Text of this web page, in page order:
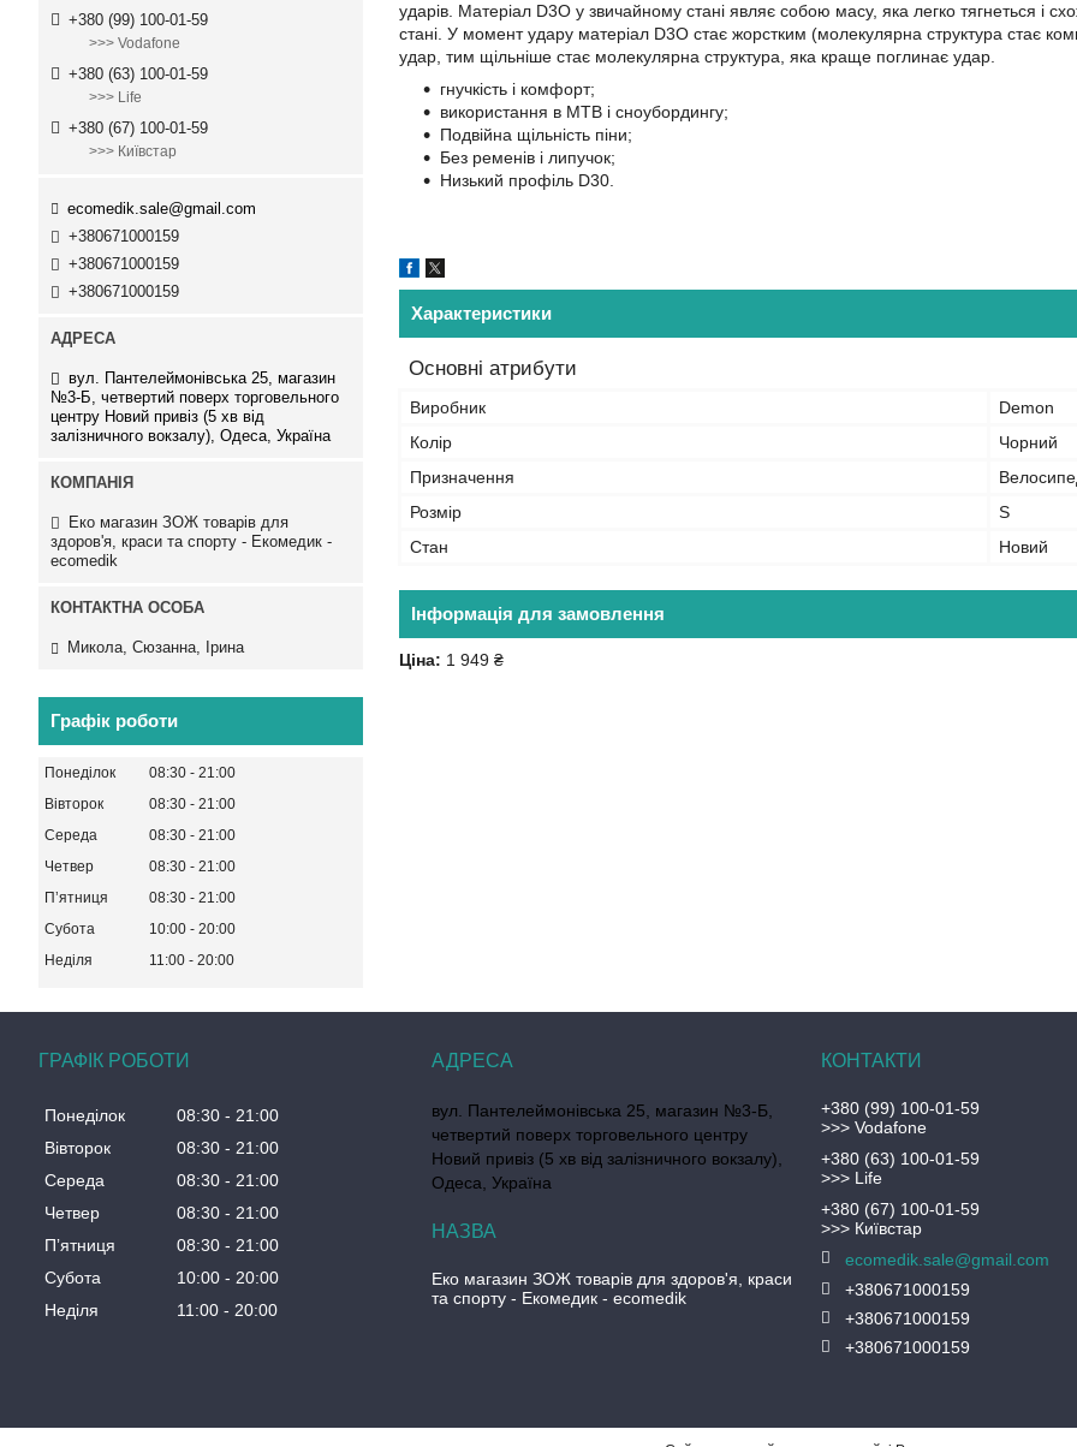
ударів. Матеріал D3O у звичайному стані являє собою масу, яка легко тягнеться і
стані. У момент удару матеріал D3O стає жорстким (молекулярна структура стає
удар, тим щільніше стає молекулярна структура, яка краще поглинає удар.
гнучкість і комфорт;
використання в MTB і сноубордингу;
Подвійна щільність піни;
Без ременів і липучок;
Низький профіль D30.
Характеристики
Основні атрибути
Виробник
Demon
Колір
Чорний
Призначення
Розмір
S
Стан
Новий
Інформація для замовлення
Ціна: 1 949 ₴
+380 (99) 100-01-59
>>> Vodafone
+380 (63) 100-01-59
>>> Life
+380 (67) 100-01-59
>>> Київстар
ecomedik.sale@gmail.com
+380671000159
+380671000159
+380671000159
вул. Пантелеймонівська 25, магазин
№3-Б, четвертий поверх торговельного
центру Новий привіз (5 хв від
залізничного вокзалу), Одеса, Україна
Еко магазин ЗОЖ товарів для
здоров'я, краси та спорту - Екомедик -
ecomedik
Микола, Сюзанна, Ірина
Графік роботи
Понеділок 08:30
21:00
Вівторок
08:30
21:00
Середа
08:30
21:00
Четвер
08:30
21:00
Пʼятниця
08:30
21:00
Субота
10:00
20:00
Неділя
11:00 20:00
ГРАФІК РОБОТИ
Понеділок 08:30
21:00
Вівторок
08:30
21:00
Середа
08:30
21:00
Четвер
08:30
21:00
Пʼятниця
08:30
21:00
Субота
10:00
20:00
Неділя
11:00 20:00
вул. Пантелеймонівська 25, магазин №3-Б,
четвертий поверх торговельного центру
Новий привіз (5 хв від залізничного вокзалу),
Одеса, Україна
Еко магазин ЗОЖ товарів для здоров'я, краси
та спорту - Екомедик - ecomedik
+380 (99) 100-01-59
>>> Vodafone
+380 (63) 100-01-59
>>> Life
+380 (67) 100-01-59
>>> Київстар
ecomedik.sale@gmail.com
+380671000159
+380671000159
+380671000159